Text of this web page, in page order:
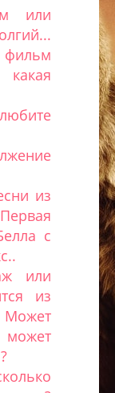
или
из
с
или
из
может